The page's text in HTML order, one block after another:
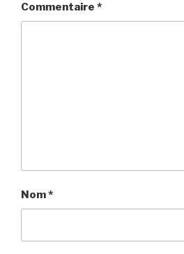
Commentaire *
Nom*